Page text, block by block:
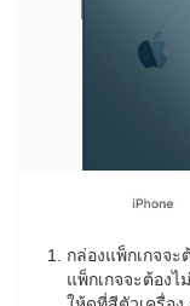
กล่องแพ็กเกจจ
แพ็กเกจจะต้อง